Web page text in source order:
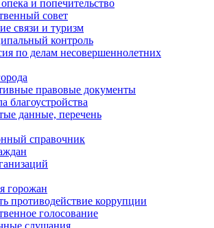
и попечительство
совет
связи и туризм
контроль
по делам несовершеннолетних
правовые документы
благоустройства
данные, перечень
справочник
горожан
противодействие коррупции
голосование
слушания